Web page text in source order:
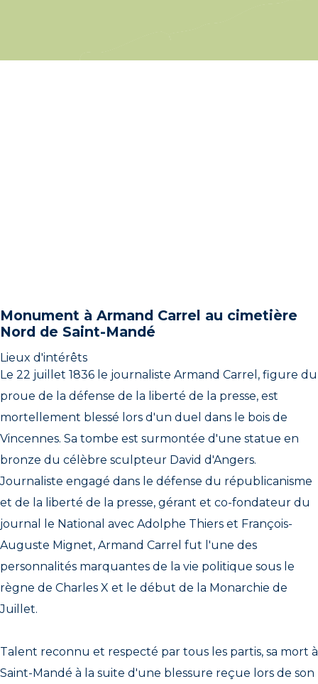
Monument à Armand Carrel au cimetière
Nord de Saint-Mandé
Lieux d'intérêts
Le 22 juillet 1836 le journaliste Armand Carrel, figure du
proue de la défense de la liberté de la presse, est
mortellement blessé lors d'un duel dans le bois de
Vincennes. Sa tombe est surmontée d'une statue en
bronze du célèbre sculpteur David d'Angers.
Journaliste engagé dans le défense du républicanisme
et de la liberté de la presse, gérant et co-fondateur du
journal le National avec Adolphe Thiers et François-
Auguste Mignet, Armand Carrel fut l'une des
personnalités marquantes de la vie politique sous le
règne de Charles X et le début de la Monarchie de
Juillet.
Talent reconnu et respecté par tous les partis, sa mort à
Saint-Mandé à la suite d'une blessure reçue lors de son